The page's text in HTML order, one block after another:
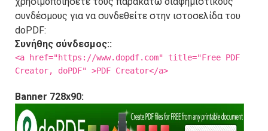
συνδέσμους για να συνδεθείτε στην ιστοσελίδα του
doPDF:
Συνήθης σύνδεσμος::
<a href="https://www.dopdf.com" title="Free PDF
Creator, doPDF" >PDF Creator</a>
Banner 728x90: